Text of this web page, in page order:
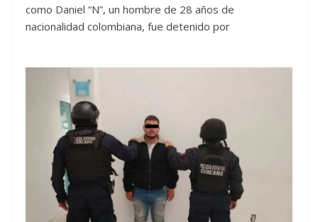
como Daniel “N”, un hombre de 28 años de
nacionalidad colombiana, fue detenido por